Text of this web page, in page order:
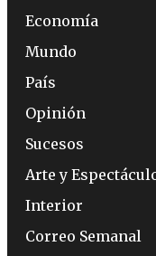
Economía
Mundo
País
Opinión
Sucesos
Arte y
Interior
Correo Semanal